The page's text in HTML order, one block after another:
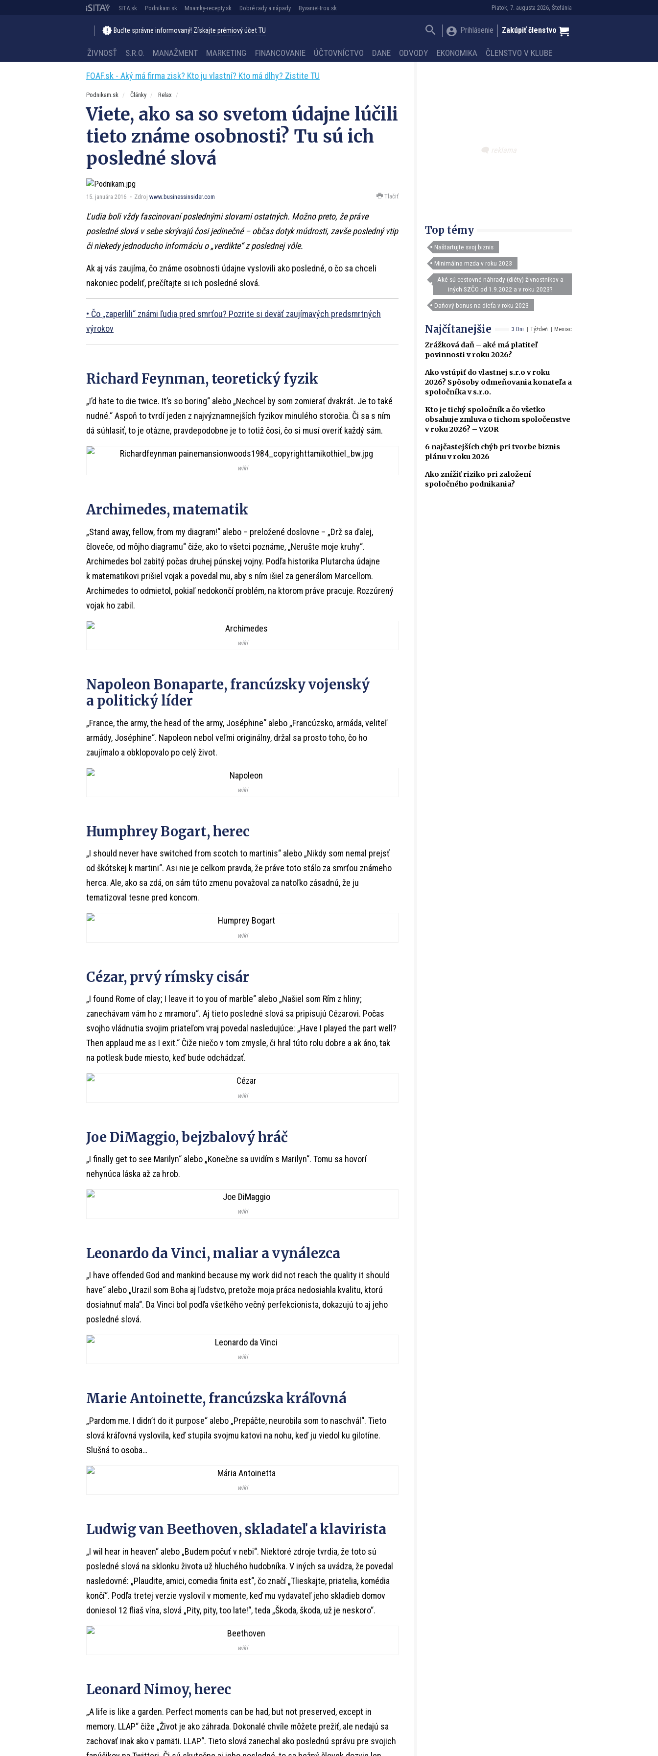
Piatok, 7. augusta 2026, Štefánia
SITA.sk Podnikam.sk Mnamky-recepty.sk Dobré rady a nápady ByvanieHrou.sk
Buďte správne informovaný! Získajte prémiový účet TU Prihlásenie Zakúpiť členstvo
ŽIVNOSŤ S.R.O. MANAŽMENT MARKETING FINANCOVANIE ÚČTOVNÍCTVO DANE ODVODY EKONOMIKA ČLENSTVO V KLUBE
FOAF.sk - Aký má firma zisk? Kto ju vlastní? Kto má dlhy? Zistite TU
Podnikam.sk Články Relax
Viete, ako sa so svetom údajne lúčili
tieto známe osobnosti? Tu sú ich
posledné slová
15. januára 2016 Zdroj www.businessinsider.com Tlačiť
Ľudia boli vždy fascinovaní poslednými slovami ostatných. Možno preto, že práve
posledné slová v sebe skrývajú čosi jedinečné – občas dotyk múdrosti, zavše posledný vtip
či niekedy jednoducho informáciu o „verdikte“ z poslednej vôle.
Ak aj vás zaujíma, čo známe osobnosti údajne vyslovili ako posledné, o čo sa chceli
nakoniec podeliť, prečítajte si ich posledné slová.
Čo „zaperlili“ známi ľudia pred smrťou? Pozrite si deväť zaujímavých predsmrtných
výrokov
Richard Feynman, teoretický fyzik
„I’d hate to die twice. It’s so boring“ alebo „Nechcel by som zomierať dvakrát. Je to také
nudné.“ Aspoň to tvrdí jeden z najvýznamnejších fyzikov minulého storočia. Či sa s ním
dá súhlasiť, to je otázne, pravdepodobne je to totiž čosi, čo si musí overiť každý sám.
wiki
Archimedes, matematik
„Stand away, fellow, from my diagram!“ alebo – preložené doslovne – „Drž sa ďalej,
človeče, od môjho diagramu“ čiže, ako to všetci poznáme, „Nerušte moje kruhy“.
Archimedes bol zabitý počas druhej púnskej vojny. Podľa historika Plutarcha údajne
k matematikovi prišiel vojak a povedal mu, aby s ním išiel za generálom Marcellom.
Archimedes to odmietol, pokiaľ nedokončí problém, na ktorom práve pracuje. Rozzúrený
vojak ho zabil.
wiki
Napoleon Bonaparte, francúzsky vojenský
a politický líder
„France, the army, the head of the army, Joséphine“ alebo „Francúzsko, armáda, veliteľ
armády, Joséphine“. Napoleon nebol veľmi originálny, držal sa prosto toho, čo ho
zaujímalo a obklopovalo po celý život.
wiki
Humphrey Bogart, herec
„I should never have switched from scotch to martinis“ alebo „Nikdy som nemal prejsť
od škótskej k martini“. Asi nie je celkom pravda, že práve toto stálo za smrťou známeho
herca. Ale, ako sa zdá, on sám túto zmenu považoval za natoľko zásadnú, že ju
tematizoval tesne pred koncom.
wiki
Cézar, prvý rímsky cisár
„I found Rome of clay; I leave it to you of marble“ alebo „Našiel som Rím z hliny;
zanechávam vám ho z mramoru“. Aj tieto posledné slová sa pripisujú Cézarovi. Počas
svojho vládnutia svojim priateľom vraj povedal nasledujúce: „Have I played the part well?
Then applaud me as I exit.“ Čiže niečo v tom zmysle, či hral túto rolu dobre a ak áno, tak
na potlesk bude miesto, keď bude odchádzať.
wiki
Joe DiMaggio, bejzbalový hráč
„I finally get to see Marilyn“ alebo „Konečne sa uvidím s Marilyn“. Tomu sa hovorí
nehynúca láska až za hrob.
wiki
Leonardo da Vinci, maliar a vynálezca
„I have offended God and mankind because my work did not reach the quality it should
have“ alebo „Urazil som Boha aj ľudstvo, pretože moja práca nedosiahla kvalitu, ktorú
dosiahnuť mala“. Da Vinci bol podľa všetkého večný perfekcionista, dokazujú to aj jeho
posledné slová.
wiki
Marie Antoinette, francúzska kráľovná
„Pardom me. I didn’t do it purpose“ alebo „Prepáčte, neurobila som to naschvál“. Tieto
slová kráľovná vyslovila, keď stupila svojmu katovi na nohu, keď ju viedol ku gilotíne.
Slušná to osoba…
wiki
Ludwig van Beethoven, skladateľ a klavirista
„I wil hear in heaven“ alebo „Budem počuť v nebi“. Niektoré zdroje tvrdia, že toto sú
posledné slová na sklonku života už hluchého hudobníka. V iných sa uvádza, že povedal
nasledovné: „Plaudite, amici, comedia finita est“, čo značí „Tlieskajte, priatelia, komédia
končí“. Podľa tretej verzie vyslovil v momente, keď mu vydavateľ jeho skladieb domov
doniesol 12 fliaš vína, slová „Pity, pity, too late!“, teda „Škoda, škoda, už je neskoro“.
wiki
Leonard Nimoy, herec
„A life is like a garden. Perfect moments can be had, but not preserved, except in
memory. LLAP“ čiže „Život je ako záhrada. Dokonalé chvíle môžete prežiť, ale nedajú sa
zachovať inak ako v pamäti. LLAP“. Tieto slová zanechal ako poslednú správu pre svojich
Top témy
Naštartujte svoj biznis
Minimálna mzda v roku 2023
Aké sú cestovné náhrady (diéty) živnostníkov a
iných SZČO od 1.9.2022 a v roku 2023?
Daňový bonus na dieťa v roku 2023
3 Dni Týždeň Mesiac
Najčítanejšie
Zrážková daň – aké má platiteľ
povinnosti v roku 2026?
Ako vstúpiť do vlastnej s.r.o v roku
2026? Spôsoby odmeňovania konateľa a
spoločníka v s.r.o.
Kto je tichý spoločník a čo všetko
obsahuje zmluva o tichom spoločenstve
v roku 2026? – VZOR
6 najčastejších chýb pri tvorbe biznis
plánu v roku 2026
Ako znížiť riziko pri založení
spoločného podnikania?